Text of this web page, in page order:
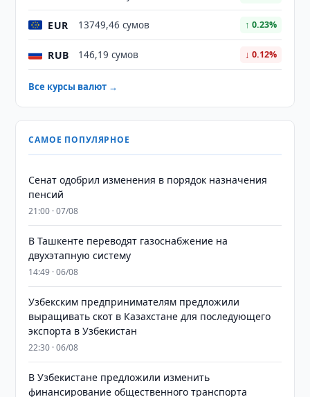
EUR 13749,46 сумов ↑ 0.23%
RUB 146,19 сумов ↓ 0.12%
Все курсы валют →
САМОЕ ПОПУЛЯРНОЕ
Сенат одобрил изменения в порядок назначения
пенсий
21:00 · 07/08
В Ташкенте переводят газоснабжение на
двухэтапную систему
14:49 · 06/08
Узбекским предпринимателям предложили
выращивать скот в Казахстане для последующего
экспорта в Узбекистан
22:30 · 06/08
В Узбекистане предложили изменить
финансирование общественного транспорта